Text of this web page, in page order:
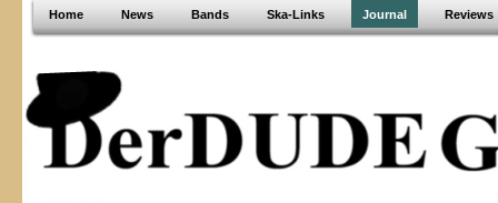
Home News Bands Ska-Links Journal Reviews